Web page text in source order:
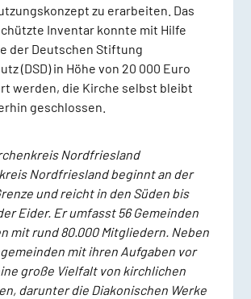
zu erarbeiten. Das
Inventar konnte mit Hilfe
der Deutschen Stiftung
(DSD) in Höhe von 20 000 Euro
werden, die Kirche selbst bleibt
geschlossen.
Nordfriesland
Nordfriesland beginnt an der
und reicht in den Süden bis
Eider. Er umfasst 56 Gemeinden
mit rund 80.000 Mitgliedern. Neben
mit ihren Aufgaben vor
große Vielfalt von kirchlichen
darunter die Diakonischen Werke